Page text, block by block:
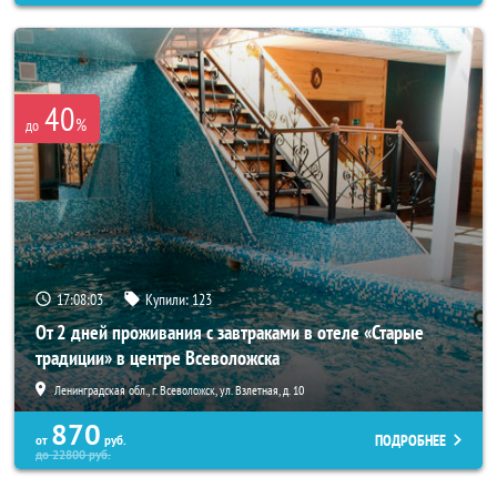
до 40%
17:08:02 Купили:123
От 2 дней проживания с завтраками в отеле «Старые
традиции» в центре Всеволожска
Ленинградская обл., г. Всеволожск, ул. Взлетная, д. 10
от 870 руб.
до22800руб.
ПОДРОБНЕЕ